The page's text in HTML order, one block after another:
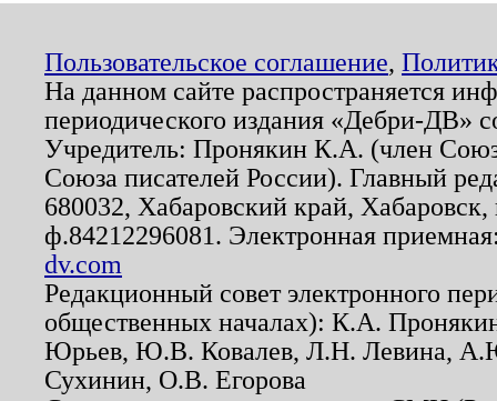
Пользовательское соглашение,
На данном сайте распространяется
периодического издания «Дебри-ДВ»
Учредитель: Пронякин К.А. (член
Союза писателей России). Главный
680032, Хабаровский край,
ф.84212296081. Электронная
dv.com
Редакционный совет электронного
общественных началах): К.А.
Юрьев, Ю.В. Ковалев, Л.Н. Левина,
Сухинин, О.В. Егорова